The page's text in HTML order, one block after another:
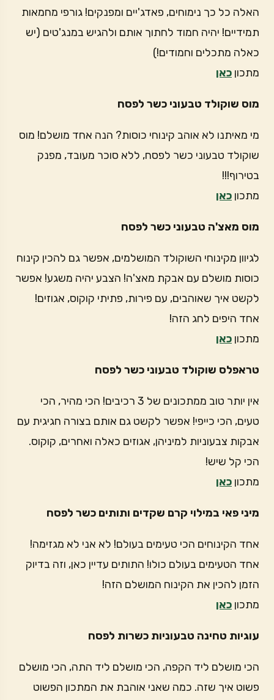
האלה כל כך נימוחים, פאדג'יים ומפנקים! גורפי מחמאות
תמידיים! יהיה חמוד לחתוך אותם ולהגיש במנג'טים (יש
כאלה מתכלים וחמודים!)
מתכון כאן
מוס שוקולד טבעוני כשר לפסח
מי מאיתנו לא אוהב קינוחי כוסות? הנה אחד מושלם! מוס
שוקולד טבעוני כשר לפסח, ללא סוכר מעובד, מפנק
בטירוף!!!
מתכון כאן
מוס מאצ'ה טבעוני כשר לפסח
לגיוון מקינוחי השוקולד המושלמים, אפשר גם להכין קינוח
כוסות מושלם עם אבקת מאצ'ה! הצבע יהיה משגע! אפשר
לקשט איך שאוהבים, עם פירות, פתיתי קוקוס, אגוזים!
אחד היפים לחג הזה!
מתכון כאן
טראפלס שוקולד טבעוני כשר לפסח
אין יותר טוב ממתכונים של 3 רכיבים! הכי מהיר, הכי
טעים, הכי כייפי! אפשר לקשט גם אותם בצורה חגיגית עם
אבקות צבעוניות למיניהן, אגוזים כאלה ואחרים, קוקוס.
הכי קל שיש!
מתכון כאן
מיני פאי במילוי קרם שקדים ותותים כשר לפסח
אחד הקינוחים הכי טעימים בעולם! לא אני לא מגזימה!
אחד הטעימים בעולם כולו! התותים עדיין כאן, וזה בדיוק
הזמן להכין את הקינוח המושלם הזה!
מתכון כאן
עוגיות טחינה טבעוניות כשרות לפסח
הכי מושלם ליד הקפה, הכי מושלם ליד התה, הכי מושלם
פשוט איך שזה. כמה שאני אוהבת את המתכון הפשוט